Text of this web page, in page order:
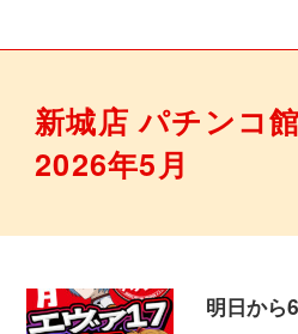
新城店 パチンコ
2026年5月
明日から